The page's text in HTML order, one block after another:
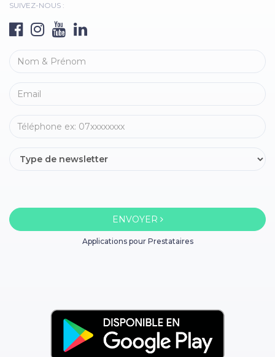
SUIVEZ-NOUS :
ENVOYER
Applications pour Prestataires